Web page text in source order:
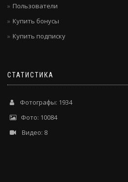
Пользователи
Купить бонусы
Купить подписку
СТАТИСТИКА
Фотографы: 1934
Фото: 10084
Видео: 8